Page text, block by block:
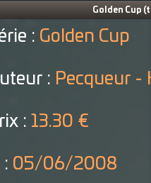
Golden Cup
: Golden Cup
: Pecqueur -
: 13.30 €
: 05/06/2008